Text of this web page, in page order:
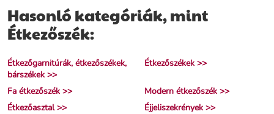
Hasonló kategóriák, mint
Étkezőszék:
Étkezőgarnitúrák, étkezőszékek,
bárszékek >>
Étkezőszékek >>
Fa étkezőszék >>
Modern étkezőszék >>
Étkezőasztal >>
Éjjeliszekrények >>